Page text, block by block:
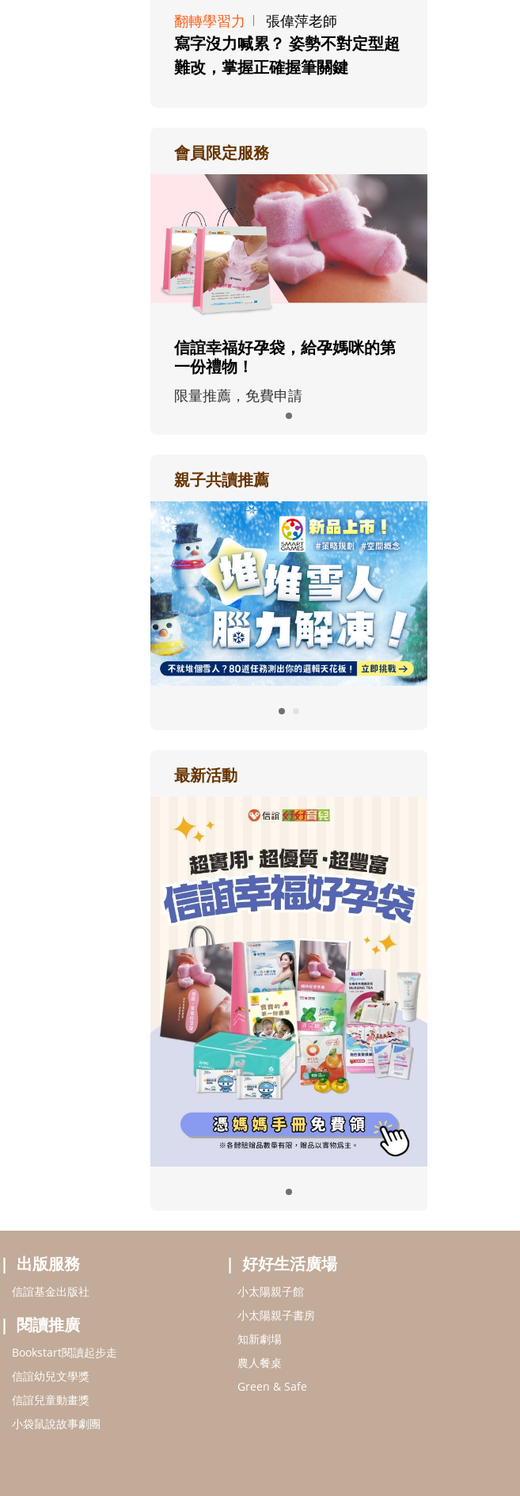
翻轉學習力 張偉萍老師
寫字沒力喊累？ 姿勢不對定型超
難改，掌握正確握筆關鍵
會員限定服務
信誼幸福好孕袋，給孕媽咪的第
一份禮物！
限量推薦，免費申請
親子共讀推薦
最新活動
出版服務
信誼基金出版社
閱讀推廣
Bookstart閱讀起步走
信誼幼兒文學獎
信誼兒童動畫獎
小袋鼠說故事劇團
好好生活廣場
小太陽親子館
小太陽親子書房
知新劇場
農人餐桌
Green & Safe